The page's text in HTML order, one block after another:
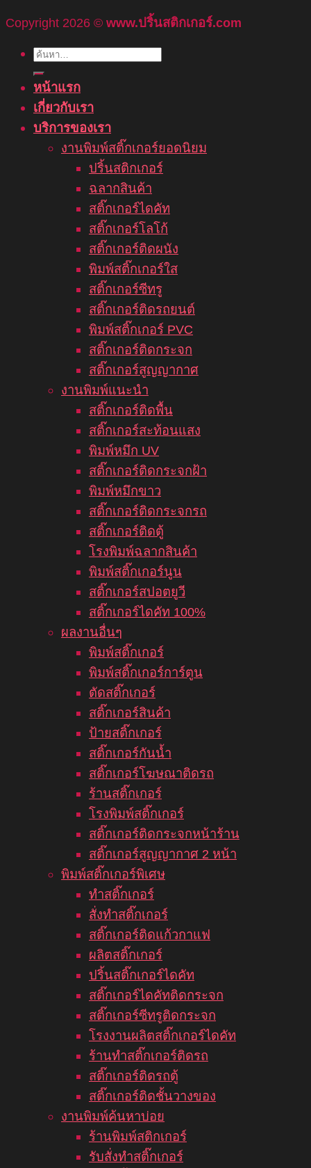
Copyright 2026 © www.ปริ้นสติกเกอร์.com
ค้นหา:
หน้าแรก
เกี่ยวกับเรา
บริการของเรา
งานพิมพ์สติ๊กเกอร์ยอดนิยม
ปริ้นสติกเกอร์
ฉลากสินค้า
สติ๊กเกอร์ไดคัท
สติ๊กเกอร์โลโก้
สติ๊กเกอร์ติดผนัง
พิมพ์สติ๊กเกอร์ใส
สติ๊กเกอร์ซีทรู
สติ๊กเกอร์ติดรถยนต์
พิมพ์สติ๊กเกอร์ PVC
สติ๊กเกอร์ติดกระจก
สติ๊กเกอร์สูญญากาศ
งานพิมพ์แนะนำ
สติ๊กเกอร์ติดพื้น
สติ๊กเกอร์สะท้อนแสง
พิมพ์หมึก UV
สติ๊กเกอร์ติดกระจกฝ้า
พิมพ์หมึกขาว
สติ๊กเกอร์ติดกระจกรถ
สติ๊กเกอร์ติดตู้
โรงพิมพ์ฉลากสินค้า
พิมพ์สติ๊กเกอร์นูน
สติ๊กเกอร์สปอตยูวี
สติ๊กเกอร์ไดคัท 100%
ผลงานอื่นๆ
พิมพ์สติ๊กเกอร์
พิมพ์สติ๊กเกอร์การ์ตูน
ตัดสติ๊กเกอร์
สติ๊กเกอร์สินค้า
ป้ายสติ๊กเกอร์
สติ๊กเกอร์กันน้ำ
สติ๊กเกอร์โฆษณาติดรถ
ร้านสติ๊กเกอร์
โรงพิมพ์สติ๊กเกอร์
สติ๊กเกอร์ติดกระจกหน้าร้าน
สติ๊กเกอร์สูญญากาศ 2 หน้า
พิมพ์สติ๊กเกอร์พิเศษ
ทำสติ๊กเกอร์
สั่งทำสติ๊กเกอร์
สติ๊กเกอร์ติดแก้วกาแฟ
ผลิตสติ๊กเกอร์
ปริ้นสติ๊กเกอร์ไดคัท
สติ๊กเกอร์ไดคัทติดกระจก
สติ๊กเกอร์ซีทรูติดกระจก
โรงงานผลิตสติ๊กเกอร์ไดคัท
ร้านทำสติ๊กเกอร์ติดรถ
สติ๊กเกอร์ติดรถตู้
สติ๊กเกอร์ติดชั้นวางของ
งานพิมพ์ค้นหาบ่อย
ร้านพิมพ์สติกเกอร์
รับสั่งทำสติ๊กเกอร์